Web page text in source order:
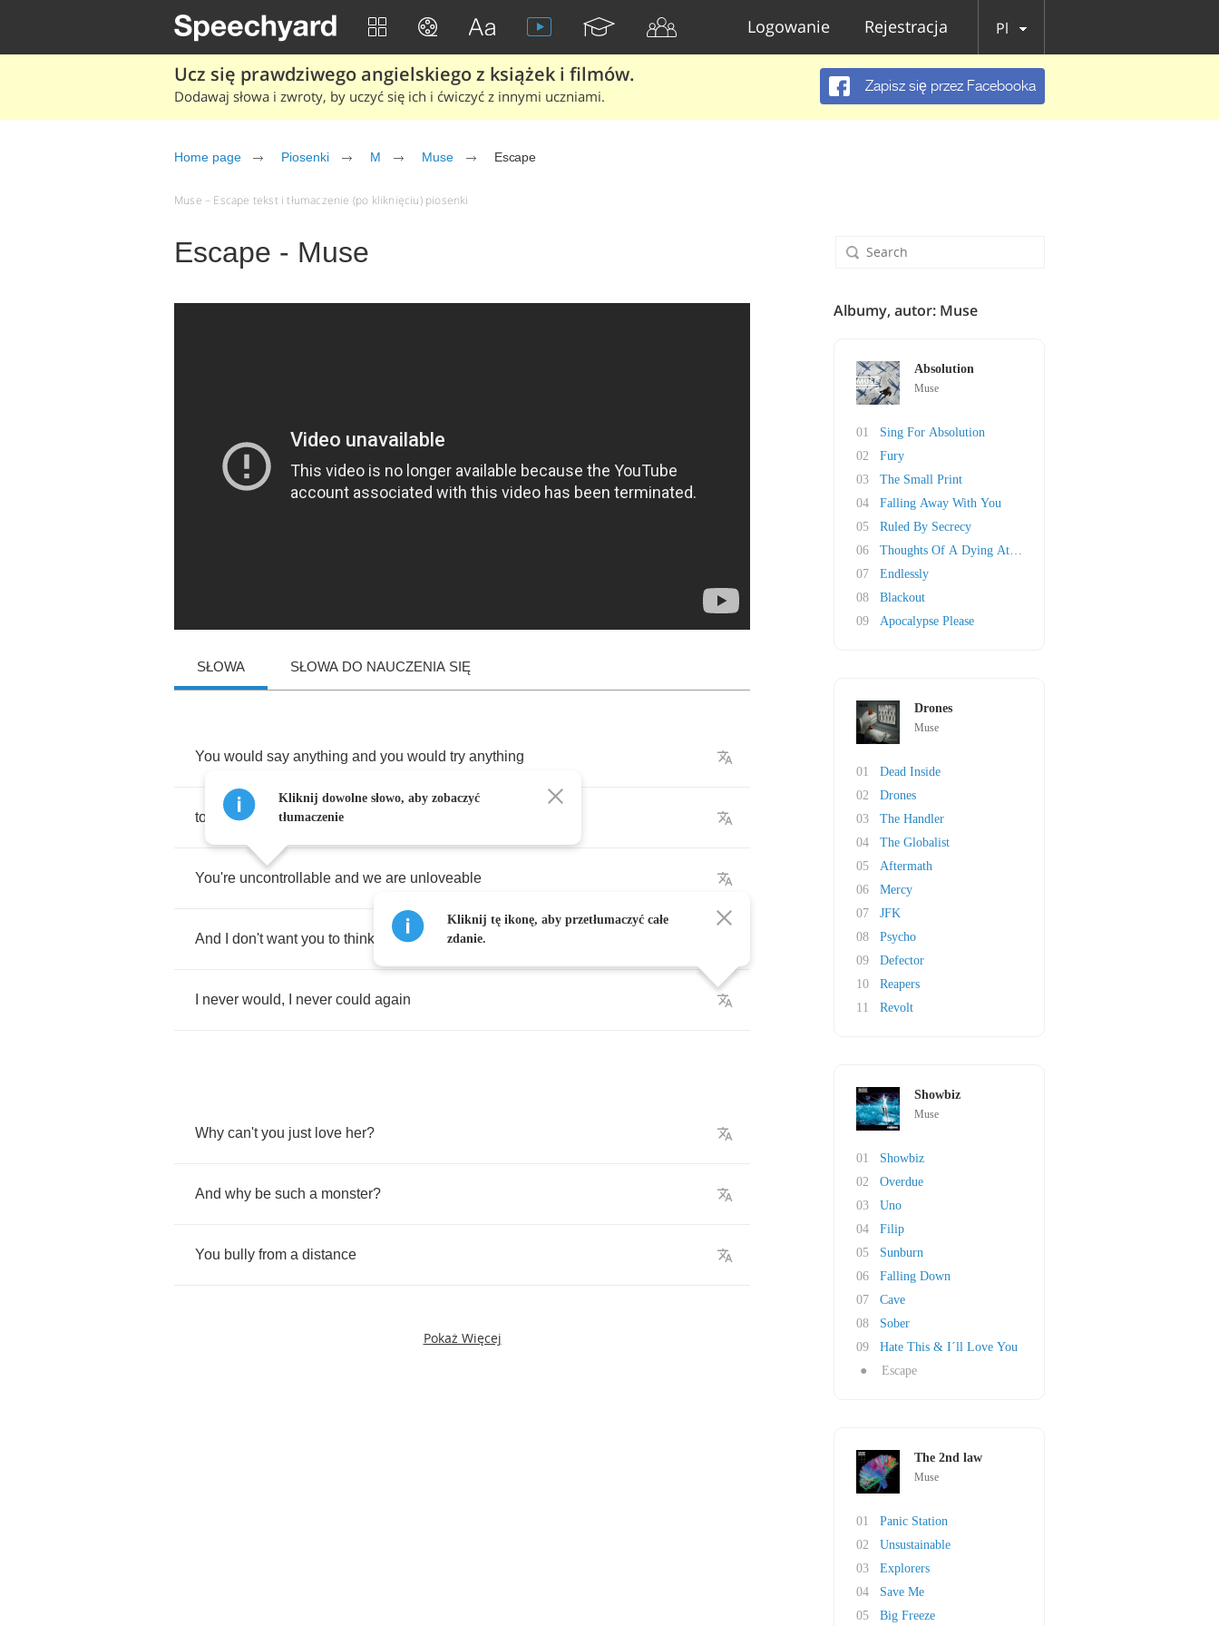
Logowanie Rejestracja Pl
Ucz się prawdziwego angielskiego z książek i filmów.
Dodawaj słowa i zwroty, by uczyć się ich i ćwiczyć z innymi uczniami.
Zapisz się przez Facebooka
Home page Piosenki M Muse Escape
Muse – Escape tekst i tłumaczenie (po kliknięciu) piosenki
Escape - Muse
SŁOWA SŁOWA DO NAUCZENIA SIĘ
You would say anything and you would try anything
to escape your meaningless
You're uncontrollable and we are unloveable
And don't want you to think that I care
never would, never could again
Why can't you just love her?
And why be such a monster?
You bully from a distance
Pokaż Więcej
Kliknij dowolne słowo, aby zobaczyć
tłumaczenie
Kliknij tę ikonę, aby przetłumaczyć całe
zdanie.
Albumy, autor: Muse
Absolution
Muse
01
Sing For Absolution
02
Fury
03
The Small Print
04
Falling Away With You
05
Ruled By Secrecy
06
Thoughts Of A Dying Atheist
07
Endlessly
08
Blackout
09
Apocalypse Please
Drones
Muse
01
Dead Inside
02
Drones
03
The Handler
04
The Globalist
05
Aftermath
06
Mercy
07
JFK
08
Psycho
09
Defector
10
Reapers
11
Revolt
Showbiz
Muse
01
Showbiz
02
Overdue
03
Uno
04
Filip
05
Sunburn
06
Falling Down
07
Cave
08
Sober
09
Hate This & I´ll Love You
●
Escape
The 2nd law
Muse
01
Panic Station
02
Unsustainable
03
Explorers
04
Save Me
05
Big Freeze